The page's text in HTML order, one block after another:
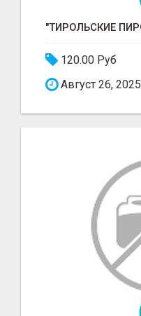
120.00 Руб
Август 26, 2025